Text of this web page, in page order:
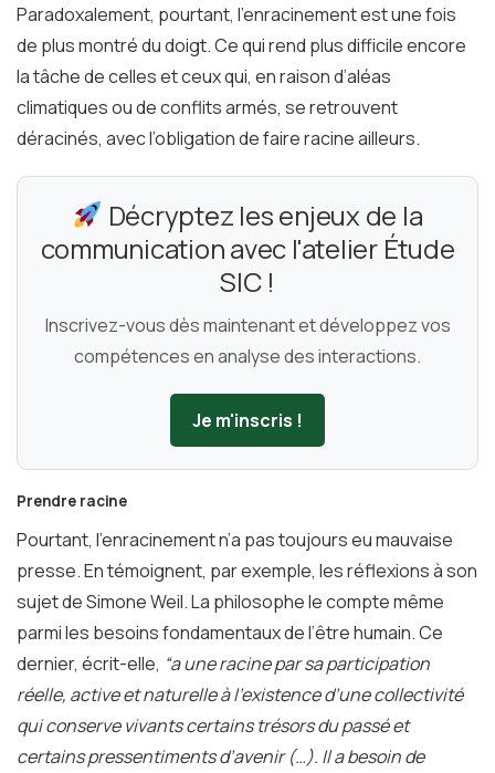
Paradoxalement, pourtant, l’enracinement est une fois
de plus montré du doigt. Ce qui rend plus difficile encore
la tâche de celles et ceux qui, en raison d’aléas
climatiques ou de conflits armés, se retrouvent
déracinés, avec l’obligation de faire racine ailleurs.
Décryptez les enjeux de la
communication avec l'atelier Étude
SIC !
Inscrivez-vous dès maintenant et développez vos
compétences en analyse des interactions.
Je m'inscris !
Prendre racine
Pourtant, l’enracinement n’a pas toujours eu mauvaise
presse. En témoignent, par exemple, les réflexions à son
sujet de Simone Weil. La philosophe le compte même
parmi les besoins fondamentaux de l’être humain. Ce
dernier, écrit-elle, “a une racine par sa participation
réelle, active et naturelle à l’existence d’une collectivité
qui conserve vivants certains trésors du passé et
certains pressentiments d’avenir (…). Il a besoin de